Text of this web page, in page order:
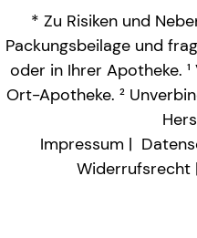
* Zu Risiken und
Packungsbeilage und
oder in Ihrer Apotheke.
Ort-Apotheke. ²
Impressum
Widerrufsrecht